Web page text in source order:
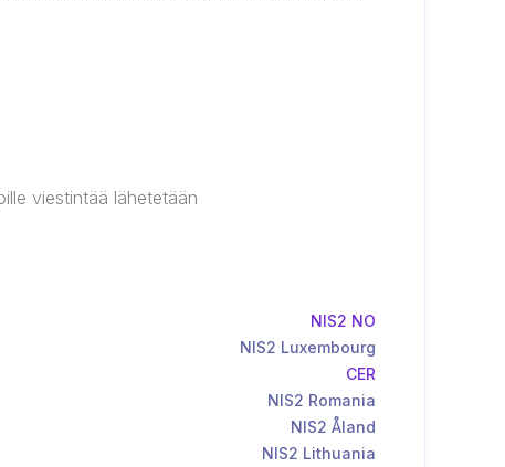
viestintää lähetetään
NIS2 NO
NIS2 Luxembourg
CER
NIS2 Romania
NIS2 Åland
NIS2 Lithuania